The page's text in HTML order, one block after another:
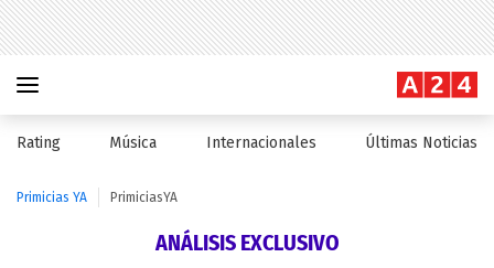
Rating Música Internacionales Últimas Noticias
Primicias YA PrimiciasYA
ANÁLISIS EXCLUSIVO